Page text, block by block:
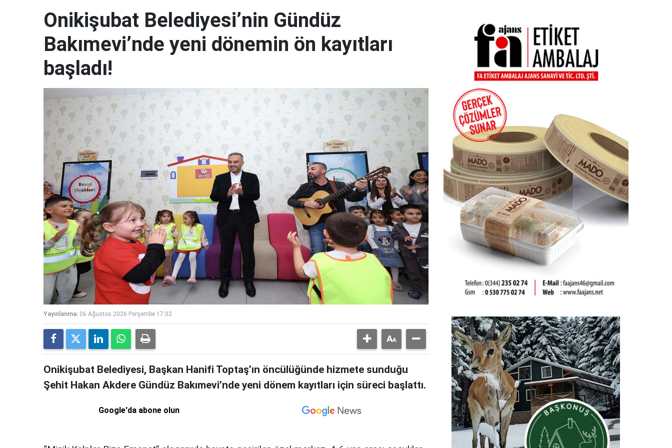
Onikişubat Belediyesi’nin Gündüz
Bakımevi’nde yeni dönemin ön kayıtları
başladı!
Yayınlanma: 06 Ağustos 2026 Perşembe 17:02
Onikişubat Belediyesi, Başkan Hanifi Toptaş’ın öncülüğünde hizmete sunduğu
Şehit Hakan Akdere Gündüz Bakımevi’nde yeni dönem kayıtları için süreci başlattı.
Google'da abone olun